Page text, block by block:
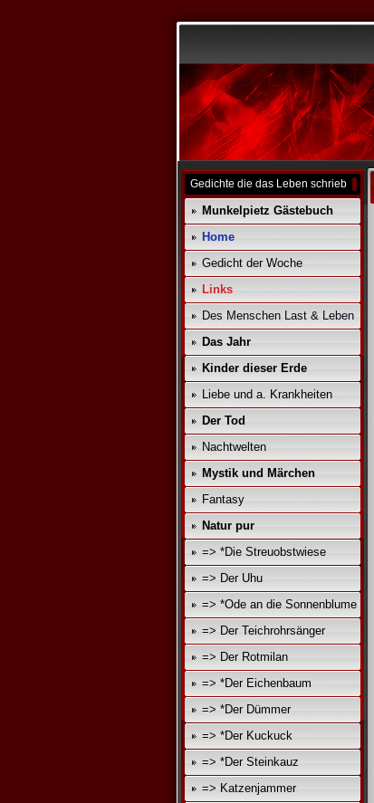
Gedichte die das Leben schrieb
Munkelpietz Gästebuch
Home
Gedicht der Woche
Links
Des Menschen Last & Leben
Das Jahr
Kinder dieser Erde
Liebe und a. Krankheiten
Der Tod
Nachtwelten
Mystik und Märchen
Fantasy
Natur pur
=> *Die Streuobstwiese
=> Der Uhu
=> *Ode an die Sonnenblume
=> Der Teichrohrsänger
=> Der Rotmilan
=> *Der Eichenbaum
=> *Der Dümmer
=> *Der Kuckuck
=> *Der Steinkauz
=> Katzenjammer